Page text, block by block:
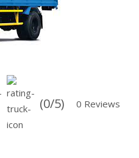
(0/5) 0 Reviews